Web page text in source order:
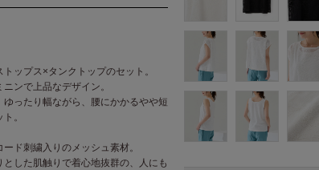
ップス×タンクトップのセット。
ンで上品なデザイン。
ったり幅ながら、腰にかかるやや短
。
ド刺繍入りのメッシュ素材。
した肌触りで着心地抜群の、人にも